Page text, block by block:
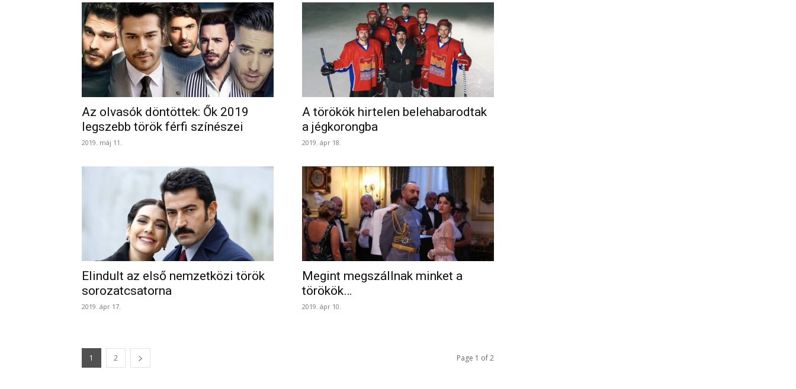
Az olvasók döntöttek: Ők 2019
legszebb török férfi színészei
2019. máj 11.
A törökök hirtelen belehabarodtak
a jégkorongba
2019. ápr 18.
Elindult az első nemzetközi török
sorozatcsatorna
2019. ápr 17.
Megint megszállnak minket a
törökök…
2019. ápr 10.
1 2 Page 1 of 2